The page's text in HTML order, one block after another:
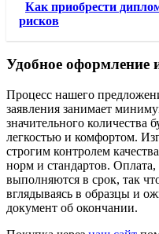
Как приобрести
рисков
Удобное оформление
Процесс нашего
заявления занимает
значительного количества
легкостью и комфортом.
строгим контролем
норм и стандартов. Оплата,
выполняются в срок, так
вглядываясь в образцы и
документ об окончании.